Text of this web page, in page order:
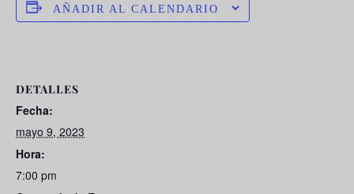
AÑADIR AL CALENDARIO
DETALLES
Fecha:
mayo 9, 2023
Hora:
7:00 pm